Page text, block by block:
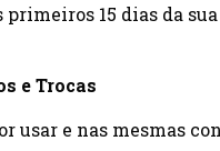
15 dias da
e Trocas
usar e nas mesmas